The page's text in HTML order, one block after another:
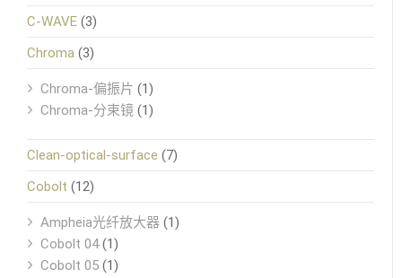
C-WAVE (3)
Chroma (3)
Chroma-偏振片 (1)
Chroma-分束镜 (1)
Clean-optical-surface (7)
Cobolt (12)
Ampheia光纤放大器 (1)
Cobolt 04(1)
Cobolt 05 (1)